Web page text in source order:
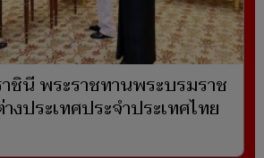
ชินี พระราชทานพระบรมราช
งประเทศประจำประเทศไทย